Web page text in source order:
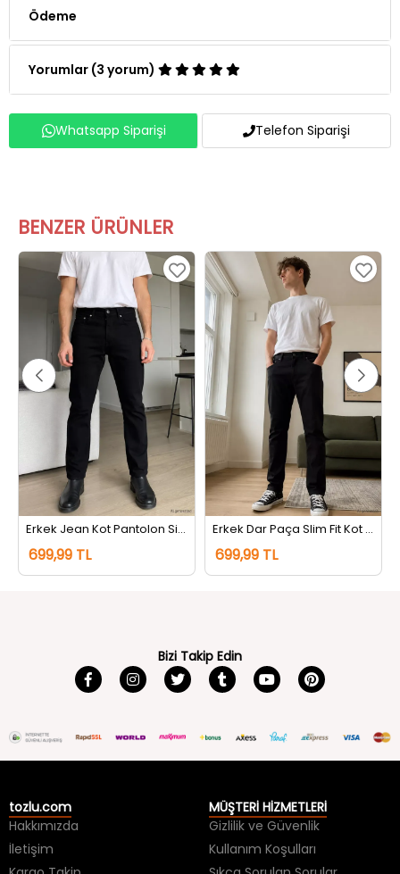
Ödeme
Yorumlar (3 yorum)
Whatsapp Siparişi Telefon Siparişi
BENZER ÜRÜNLER
Erkek Jean Kot Pantolon Siyah
699,99 TL
Erkek Dar Paça Slim Fit Kot Jeans Pantolon Siyah
699,99 TL
Bizi Takip Edin
tozlu.com
Hakkımızda
İletişim
MÜŞTERİ HİZMETLERİ
Gizlilik ve Güvenlik
Kullanım Koşulları